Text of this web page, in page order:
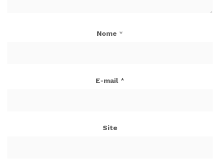
Nome *
E-mail *
Site